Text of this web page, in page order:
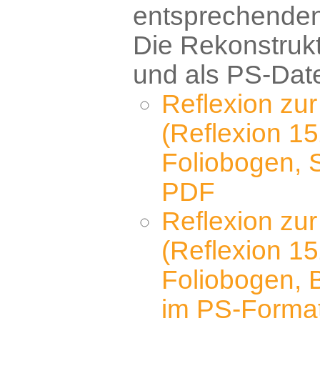
Die
und als PS-
Reflexion
(Reflexion
Foliobogen,
PDF
Reflexion
(Reflexion
Foliobogen,
im PS-